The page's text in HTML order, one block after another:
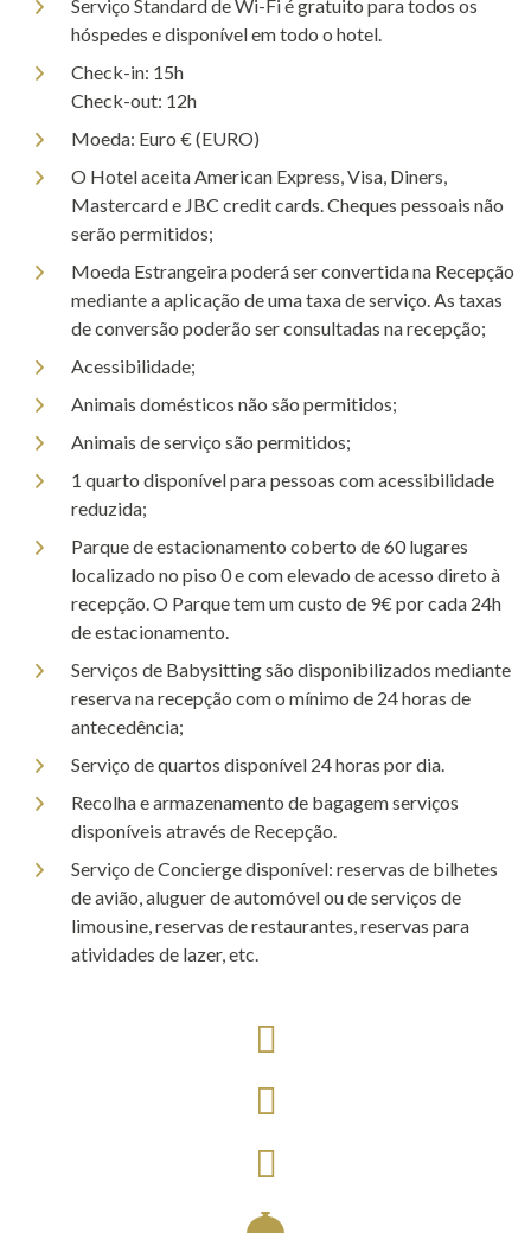
Serviço Standard de Wi-Fi é gratuito para todos os
hóspedes e disponível em todo o hotel.
Check-in: 15h
Check-out: 12h
Moeda: Euro € (EURO)
O Hotel aceita American Express, Visa, Diners,
Mastercard e JBC credit cards. Cheques pessoais não
serão permitidos;
Moeda Estrangeira poderá ser convertida na Recepção
mediante a aplicação de uma taxa de serviço. As taxas
de conversão poderão ser consultadas na recepção;
Acessibilidade;
Animais domésticos não são permitidos;
Animais de serviço são permitidos;
1 quarto disponível para pessoas com acessibilidade
reduzida;
Parque de estacionamento coberto de 60 lugares
localizado no piso 0 e com elevado de acesso direto à
recepção. O Parque tem um custo de 9€ por cada 24h
de estacionamento.
Serviços de Babysitting são disponibilizados mediante
reserva na recepção com o mínimo de 24 horas de
antecedência;
Serviço de quartos disponível 24 horas por dia.
Recolha e armazenamento de bagagem serviços
disponíveis através de Recepção.
Serviço de Concierge disponível: reservas de bilhetes
de avião, aluguer de automóvel ou de serviços de
limousine, reservas de restaurantes, reservas para
atividades de lazer, etc.